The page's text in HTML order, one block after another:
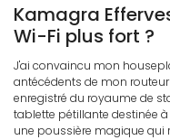
Kamagra
Wi-Fi plus fort ?
J'ai convaincu mon
antécédents de mon
enregistré du royaume de
tablette pétillante destinée
une poussière magique qui